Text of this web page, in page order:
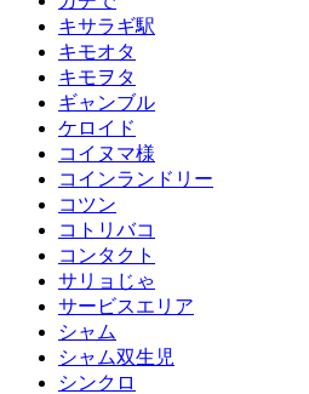
キサラギ駅
キモオタ
キモヲタ
ギャンブル
ケロイド
コイヌマ様
コインランドリー
コツン
コトリバコ
コンタクト
サリョじゃ
サービスエリア
シャム
シャム双生児
シンクロ